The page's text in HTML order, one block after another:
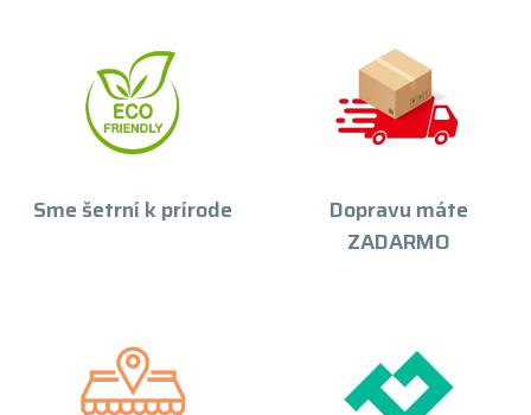
Sme šetrní k prírode
Dopravu máte
ZADARMO